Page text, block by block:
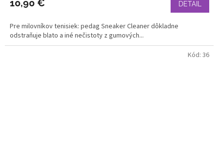
10,90 € DETAIL
Pre milovníkov tenisiek: pedag Sneaker Cleaner dôkladne
odstraňuje blato a iné nečistoty z gumových...
Kód: 36